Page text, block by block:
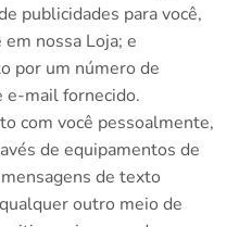
publicidades para você,
nossa Loja; e
por um número de
e-mail fornecido.
com você pessoalmente,
de equipamentos de
de texto
outro meio de